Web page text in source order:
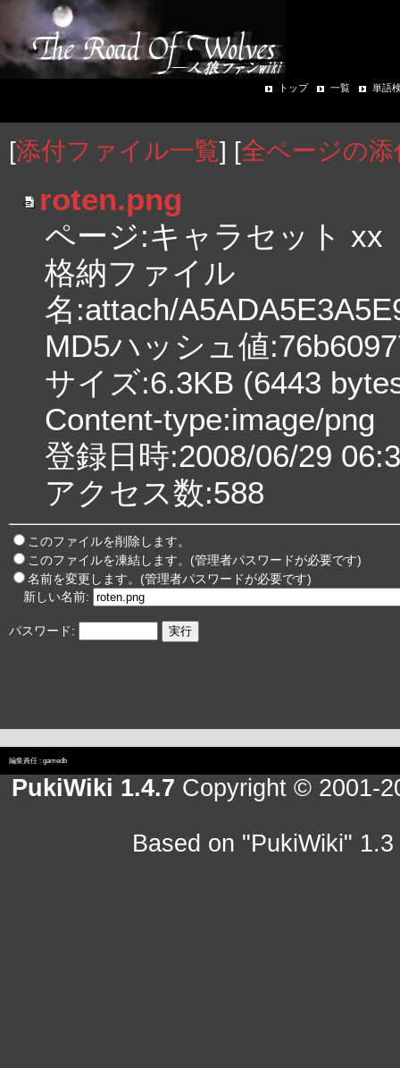
トップ 一覧 単語
[添付ファイル一覧] [全ページの
roten.png
ページ:キャラセット xx
格納ファイル
名:attach/
MD5ハッシュ値
サイズ:6.3KB (6443
Content-type:image/png
登録日時:2008/06/29
アクセス数:588
このファイルを削除します。
このファイルを凍結します。(管理者パスワードが必要です)
名前を変更します。(管理者パスワードが必要です)
新しい名前:
パスワード:
編集責任 : gamedb
PukiWiki 1.4.7 Copyright © 2001-
Based on "PukiWiki"